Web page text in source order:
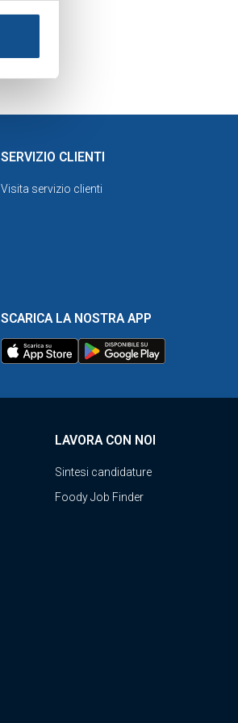
SERVIZIO CLIENTI
Visita servizio clienti
SCARICA LA NOSTRA APP
LAVORA CON NOI
Sintesi candidature
Foody Job Finder